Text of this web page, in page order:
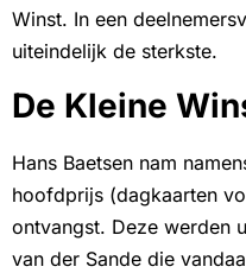
Winst. In een
uiteindelijk de sterkste.
De Kleine
Hans Baetsen nam
hoofdprijs (dagkaarten
ontvangst. Deze werden
van der Sande die